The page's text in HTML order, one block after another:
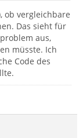
ob vergleichbare
Das sieht für
aus,
müsste. Ich
Code des